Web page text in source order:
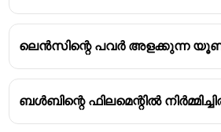
ലെൻസിന്റെ പവർ അളക്കുന്ന
ബൾബിന്റെ ഫിലമെന്റിൽ